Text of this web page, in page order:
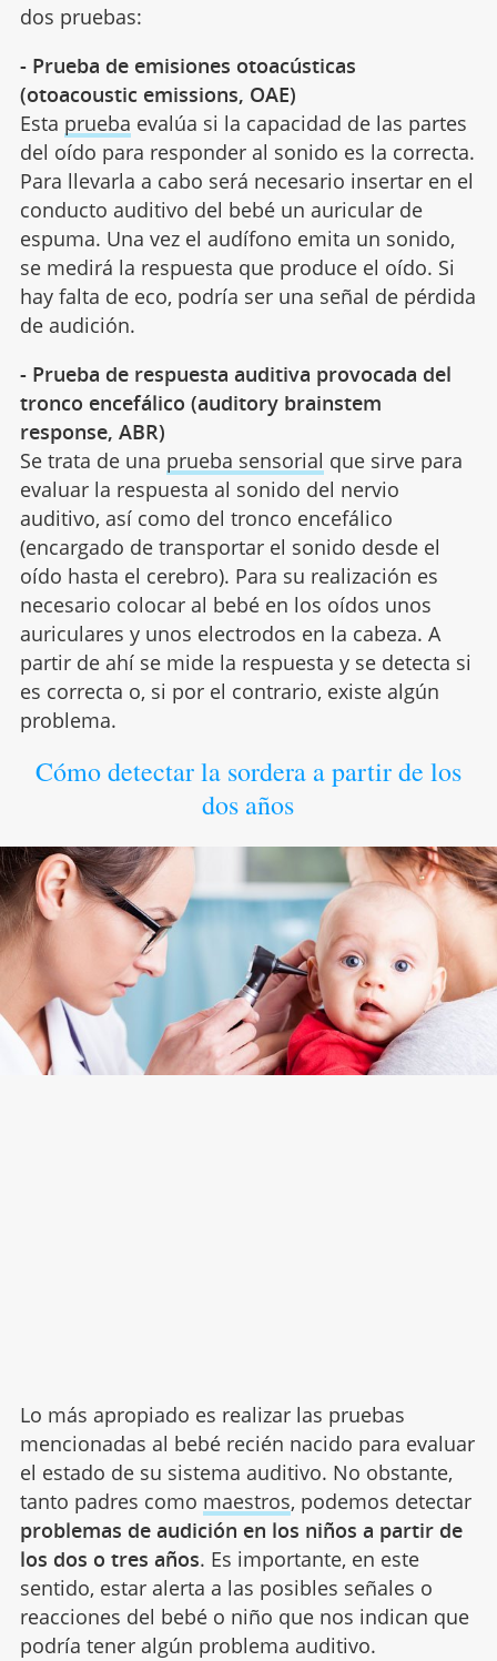
dos pruebas:
- Prueba de emisiones otoacústicas
(otoacoustic emissions, OAE)
Esta prueba evalúa si la capacidad de las partes
del oído para responder al sonido es la correcta.
Para llevarla a cabo será necesario insertar en el
conducto auditivo del bebé un auricular de
espuma. Una vez el audífono emita un sonido,
se medirá la respuesta que produce el oído. Si
hay falta de eco, podría ser una señal de pérdida
de audición.
- Prueba de respuesta auditiva provocada del
tronco encefálico (auditory brainstem
response, ABR)
Se trata de una prueba sensorial que sirve para
evaluar la respuesta al sonido del nervio
auditivo, así como del tronco encefálico
(encargado de transportar el sonido desde el
oído hasta el cerebro). Para su realización es
necesario colocar al bebé en los oídos unos
auriculares y unos electrodos en la cabeza. A
partir de ahí se mide la respuesta y se detecta si
es correcta o, si por el contrario, existe algún
problema.
Cómo detectar la sordera a partir de los
dos años
Lo más apropiado es realizar las pruebas
mencionadas al bebé recién nacido para evaluar
el estado de su sistema auditivo. No obstante,
tanto padres como maestros, podemos detectar
problemas de audición en los niños a partir de
los dos o tres años. Es importante, en este
sentido, estar alerta a las posibles señales o
reacciones del bebé o niño que nos indican que
podría tener algún problema auditivo.